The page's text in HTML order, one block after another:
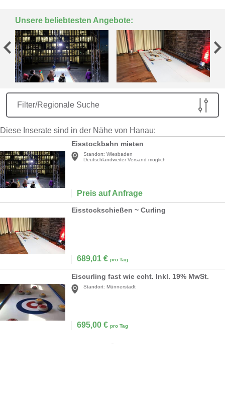
Unsere beliebtesten Angebote:
Filter/Regionale Suche
Diese Inserate sind in der Nähe von Hanau:
Eisstockbahn mieten
Standort: Wiesbaden
Deutschlandweiter Versand möglich
Preis auf Anfrage
Eisstockschießen ~ Curling
689,01 € pro Tag
Eiscurling fast wie echt. Inkl. 19% MwSt.
Standort: Münnerstadt
695,00 € pro Tag